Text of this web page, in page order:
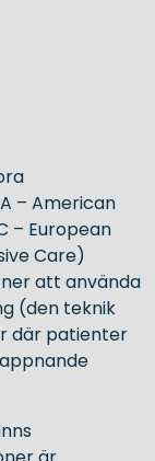
– American
– European
Care)
att använda
(den teknik
där patienter